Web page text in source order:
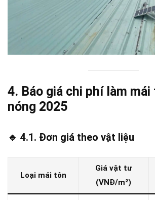
4. Báo giá chi phí làm
nóng 2025
🔹 4.1. Đơn giá theo vật liệu
Loại mái tôn
Giá vật tư
(VNĐ/m²)